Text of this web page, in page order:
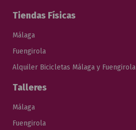
Tiendas Físicas
Málaga
Fuengirola
Alquiler Bicicletas Málaga y Fuengirola
Talleres
Málaga
Fuengirola